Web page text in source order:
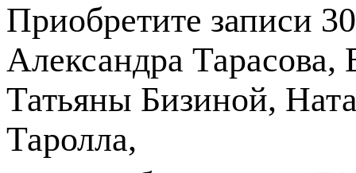
Приобретите записи
Александра Тарасова,
Татьяны Бизиной,
Таролла,